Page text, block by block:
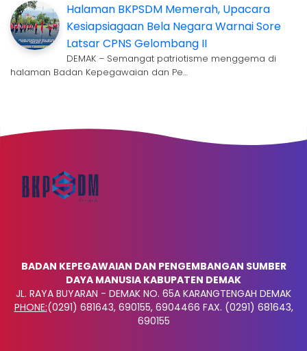
Halaman BKPSDM Memerah, Upacara
Kesiapsiagaan Bela Negara Warnai Sore
Latsar CPNS Gelombang II
DEMAK – Semangat patriotisme menggema di
halaman Badan Kepegawaian dan Pe…
BADAN KEPEGAWAIAN DAN PENGEMBANGAN SUMBER
DAYA MANUSIA KABUPATEN DEMAK
JL. RAYA BUYARAN - DEMAK NO. 65A KARANGTENGAH DEMAK
PHONE:(0291) 681643, 690155, 6904466 FAX. (0291) 681643,
690155